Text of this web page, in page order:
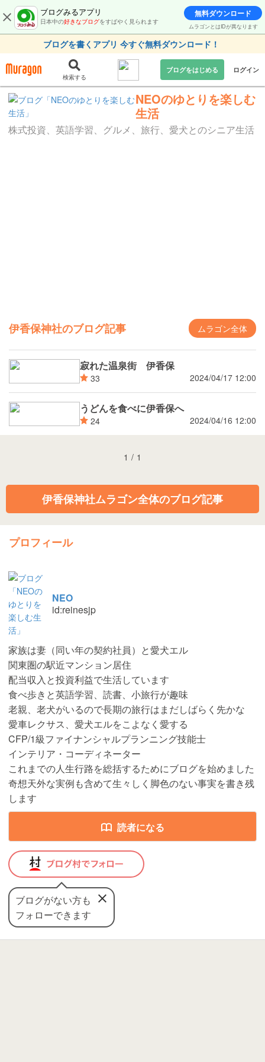
ブログみるアプリ
日本中の好きなブログをすばやく見られます
無料ダウンロード
ムラゴンとはIDが異なります
ブログを書くアプリ 今すぐ無料ダウンロード！
検索する
ブログをはじめる ログイン
NEOのゆとりを楽しむ
生活
株式投資、英語学習、グルメ、旅行、愛犬とのシニア生活
伊香保神社のブログ記事 ムラゴン全体
寂れた温泉街 伊香保
33 2024/04/17 12:00
うどんを食べに伊香保へ
24 2024/04/16 12:00
1 / 1
伊香保神社ムラゴン全体のブログ記事
プロフィール
NEO
id:reinesjp
家族は妻（同い年の契約社員）と愛犬エル
関東圏の駅近マンション居住
配当収入と投資利益で生活しています
食べ歩きと英語学習、読書、小旅行が趣味
老親、老犬がいるので長期の旅行はまだしばらく先かな
愛車レクサス、愛犬エルをこよなく愛する
CFP/1級ファイナンシャルプランニング技能士
インテリア・コーディネーター
これまでの人生行路を総括するためにブログを始めました
奇想天外な実例も含めて生々しく脚色のない事実を書き残
します
読者になる
ブログがない方も
フォローできます